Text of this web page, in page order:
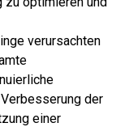
verursachten
der
einer